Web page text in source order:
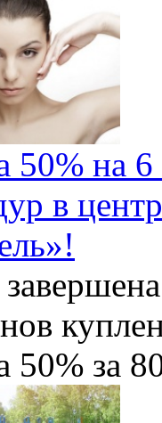
50% на 6
в
50% за